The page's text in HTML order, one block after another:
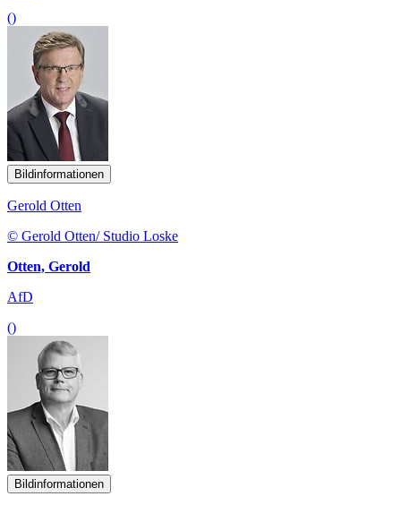
()
Bildinformationen
Gerold Otten
© Gerold Otten/ Studio Loske
Otten, Gerold
AfD
()
Bildinformationen